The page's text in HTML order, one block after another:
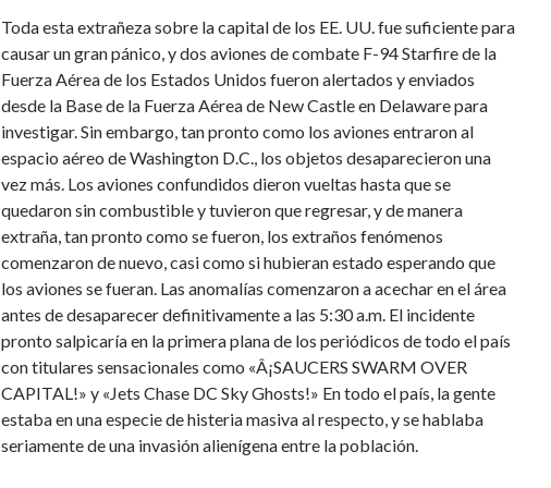
Toda esta extrañeza sobre la capital de los EE. UU. fue suficiente para
causar un gran pánico, y dos aviones de combate F-94 Starfire de la
Fuerza Aérea de los Estados Unidos fueron alertados y enviados
desde la Base de la Fuerza Aérea de New Castle en Delaware para
investigar. Sin embargo, tan pronto como los aviones entraron al
espacio aéreo de Washington D.C., los objetos desaparecieron una
vez más. Los aviones confundidos dieron vueltas hasta que se
quedaron sin combustible y tuvieron que regresar, y de manera
extraña, tan pronto como se fueron, los extraños fenómenos
comenzaron de nuevo, casi como si hubieran estado esperando que
los aviones se fueran. Las anomalías comenzaron a acechar en el área
antes de desaparecer definitivamente a las 5:30 a.m. El incidente
pronto salpicaría en la primera plana de los periódicos de todo el país
con titulares sensacionales como «Â¡SAUCERS SWARM OVER
CAPITAL!» y «Jets Chase DC Sky Ghosts!» En todo el país, la gente
estaba en una especie de histeria masiva al respecto, y se hablaba
seriamente de una invasión alienígena entre la población.